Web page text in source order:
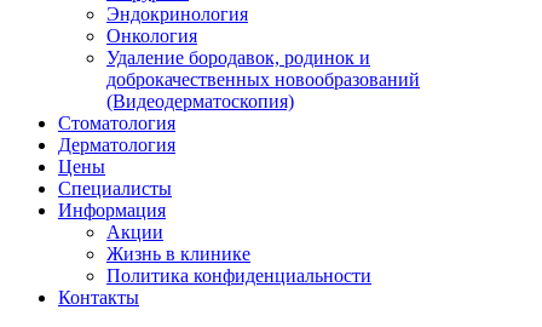
Эндокринология
Онкология
Удаление бородавок, родинок и
доброкачественных новообразований
(Видеодерматоскопия)
Стоматология
Дерматология
Цены
Специалисты
Информация
Акции
Жизнь в клинике
Политика конфиденциальности
Контакты